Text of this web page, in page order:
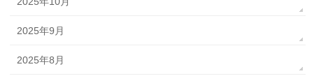
2025年9月
2025年8月